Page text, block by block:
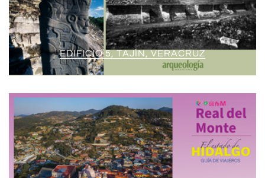
EDIFICIO 5, TAJÍN, VERACRUZ